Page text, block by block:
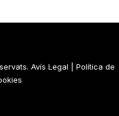
Avís Legal
Política de